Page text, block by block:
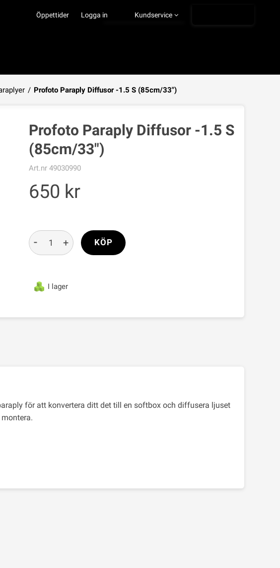
Öppettider Kundservice
Ångra köp
Logga in
/ Profoto Paraply Diffusor -1.5 S (85cm/33")
Profoto Paraply Diffusor -1.5 S
(85cm/33")
Art.nr 49030990
650
I lager
- + KÖP
för att konvertera ditt det till en softbox och diffusera ljuset